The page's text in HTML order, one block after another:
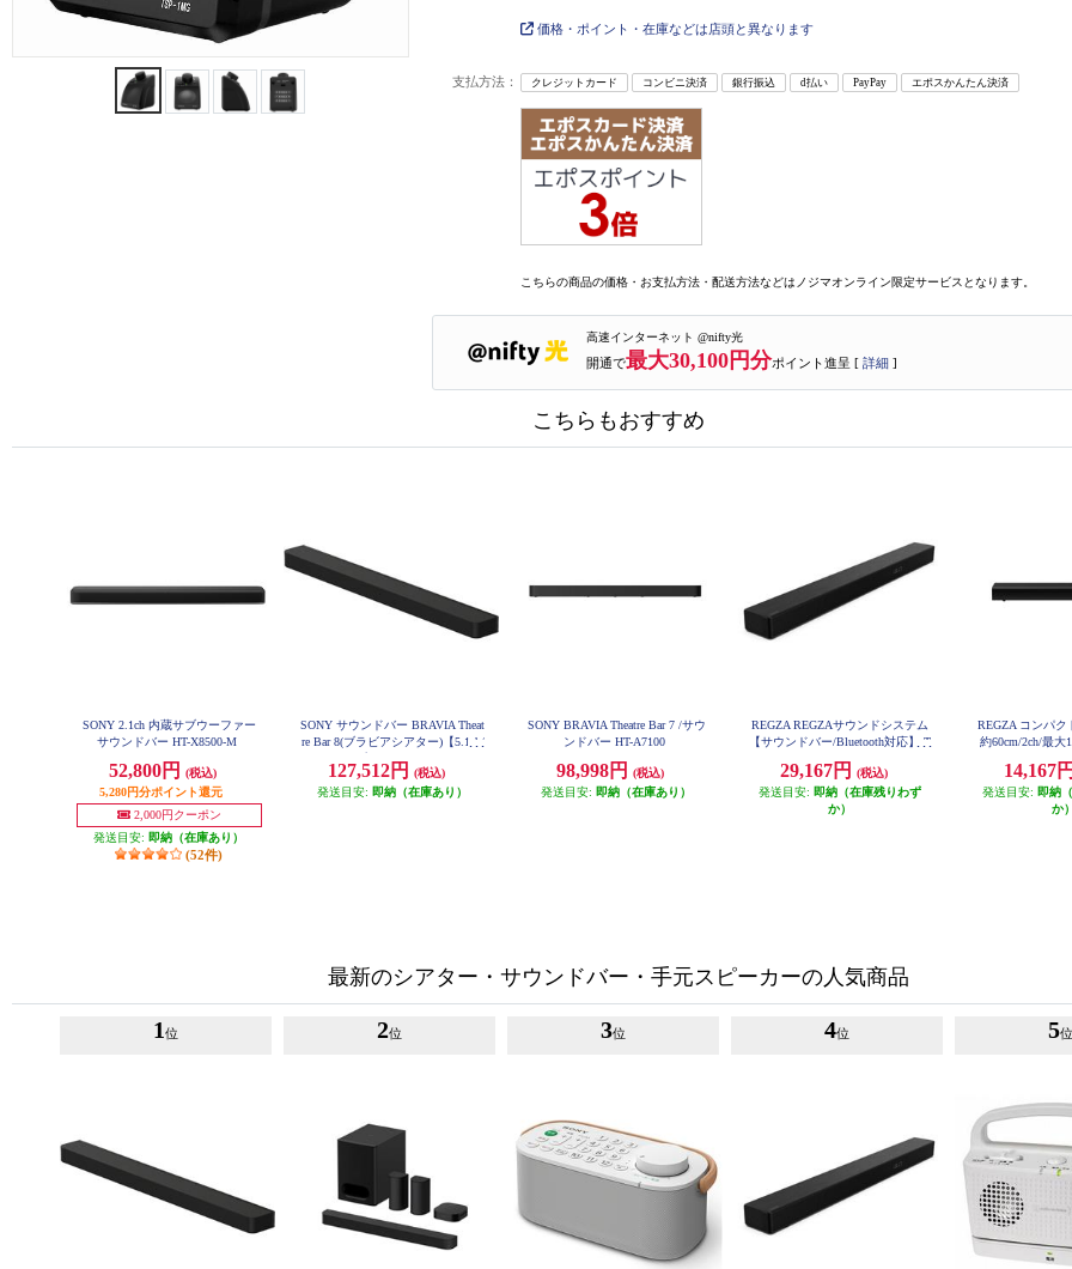
価格・ポイント・在庫などは店頭と異なります
支払方法： クレジットカード コンビニ決済 銀行振込 d払い PayPay エポスかんたん決済
こちらの商品の価格・お支払方法・配送方法などはノジマオンライン限定サービスとなります。
高速インターネット @nifty光
開通で最大30,100円分ポイント進呈 [ 詳細 ]
こちらもおすすめ
SONY 2.1ch 内蔵サブウーファー
サウンドバー HT-X8500-M
52,800円
(税込)
5,280円分ポイント還元
2,000円クーポン
発送目安: 即納（在庫あり）
(52件)
SONY サウンドバー BRAVIA Theat
re Bar 8(ブラビアシアター)【5.1ch/
ト/Bluetooth/リモコン/ブラック】
HT-A8000
127,512円
(税込)
発送目安: 即納（在庫あり）
SONY BRAVIA Theatre Bar 7 /サウ
ンドバー HT-A7100
98,998円
(税込)
発送目安: 即納（在庫あり）
REGZA REGZAサウンドシステム
【サウンドバー/Bluetooth対応】 T
29,167円
(税込)
発送目安: 即納（在庫残りわず
か）
REGZA コンパク
約60cm/2ch/最大
14,167
発送目安: 即納
か
最新のシアター・サウンドバー・手元スピーカーの人気商品
1 位 2位 3位 4位 5位